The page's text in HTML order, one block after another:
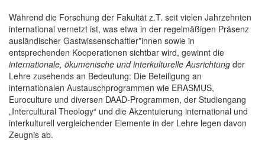
Während die Forschung der Fakultät z.T. seit vielen Jahrzehnten
international vernetzt ist, was etwa in der regelmäßigen Präsenz
ausländischer Gastwissenschaftler*innen sowie in
entsprechenden Kooperationen sichtbar wird, gewinnt die
internationale, ökumenische und interkulturelle Ausrichtung der
Lehre zusehends an Bedeutung: Die Beteiligung an
internationalen Austauschprogrammen wie ERASMUS,
Euroculture und diversen DAAD-Programmen, der Studiengang
„Intercultural Theology“ und die Akzentuierung international und
interkulturell vergleichender Elemente in der Lehre legen davon
Zeugnis ab.